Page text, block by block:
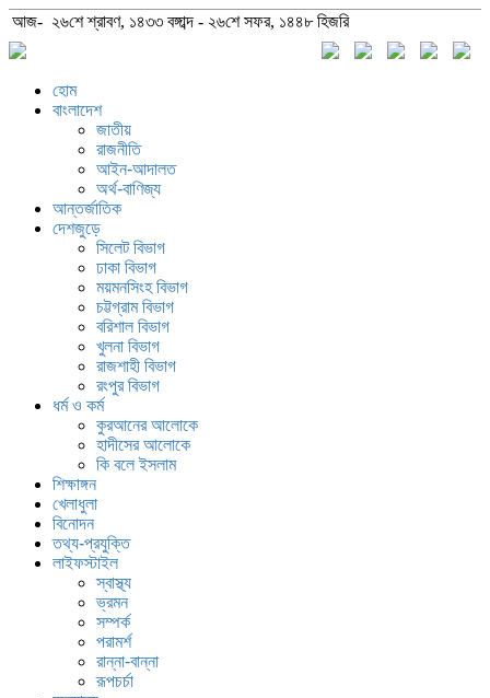
আজ- ২৬শে শ্রাবণ, ১৪৩৩ বঙ্গাব্দ - ২৬শে সফর, ১৪৪৮ হিজরি
হোম
বাংলাদেশ
জাতীয়
রাজনীতি
আইন-আদালত
অর্থ-বাণিজ্য
আন্তর্জাতিক
দেশজুড়ে
সিলেট বিভাগ
ঢাকা বিভাগ
ময়মনসিংহ বিভাগ
চট্টগ্রাম বিভাগ
বরিশাল বিভাগ
খুলনা বিভাগ
রাজশাহী বিভাগ
রংপুর বিভাগ
ধর্ম ও কর্ম
কুরআনের আলোকে
হাদীসের আলোকে
কি বলে ইসলাম
শিক্ষাঙ্গন
খেলাধুলা
বিনোদন
তথ্য-প্রযুক্তি
লাইফস্টাইল
স্বাস্থ্য
ভ্রমন
সম্পর্ক
পরামর্শ
রান্না-বান্না
রূপচর্চা